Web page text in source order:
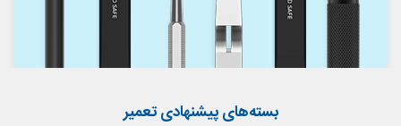
بسته‌های پیشنهادی تعمیر